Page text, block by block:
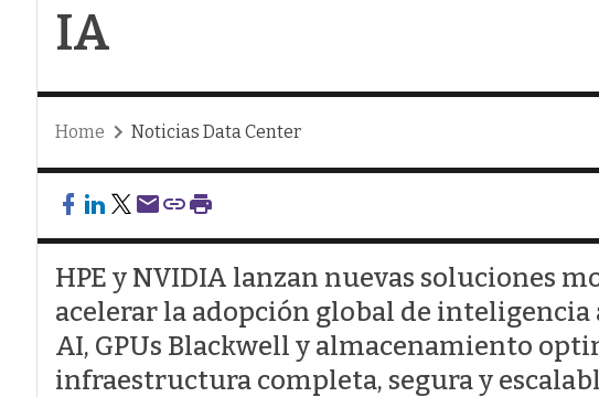
IA
Home Noticias Data Center
HPE y NVIDIA lanzan nuevas soluciones
acelerar la adopción global de
AI, GPUs Blackwell y almacenamiento
infraestructura completa, segura y